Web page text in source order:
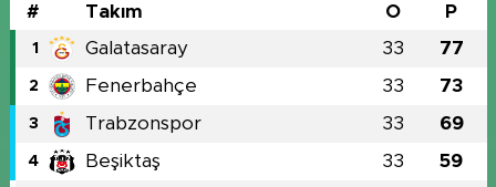
# Takım O P
1 Galatasaray 33 77
2 Fenerbahçe 33 73
3 Trabzonspor 33 69
4 Beşiktaş 33 59